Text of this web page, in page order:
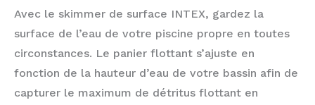
Avec le skimmer de surface INTEX, gardez la
surface de l’eau de votre piscine propre en toutes
circonstances. Le panier flottant s’ajuste en
fonction de la hauteur d’eau de votre bassin afin de
capturer le maximum de détritus flottant en